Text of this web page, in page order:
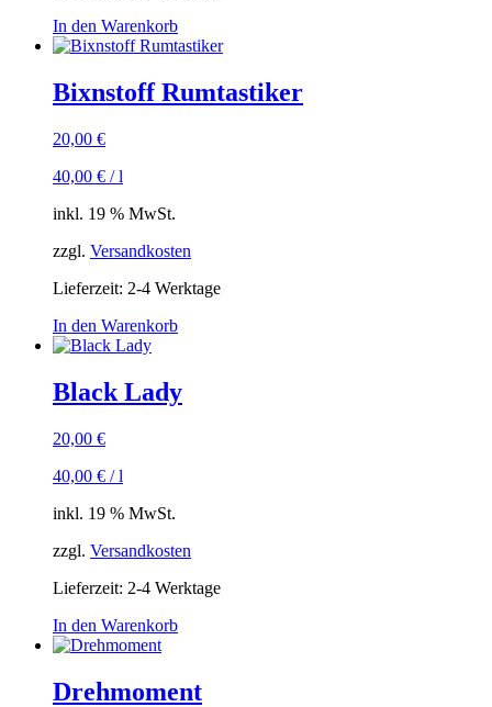
In den Warenkorb
Bixnstoff Rumtastiker
20,00 €
40,00 € /l
inkl. 19 % MwSt.
zzgl. Versandkosten
Lieferzeit: 2-4 Werktage
In den Warenkorb
Black Lady
20,00 €
40,00 € /l
inkl. 19 % MwSt.
zzgl. Versandkosten
Lieferzeit: 2-4 Werktage
In den Warenkorb
Drehmoment